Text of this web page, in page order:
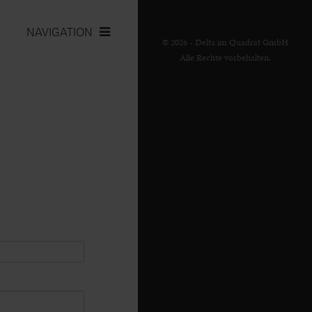
NAVIGATION
© 2026 - Delta im Quadrat GmbH
Alle Rechte vorbehalten.